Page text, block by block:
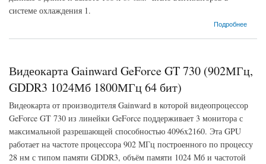
системе охлаждения 1.
Подробнее
о Видеокарта Gainward GeForce GT 730 (700МГц, GDDR3 2048Мб 128 бит)
Видеокарта Gainward GeForce GT 730 (902МГц,
GDDR3 1024Мб 1800МГц 64 бит)
Видеокарта от производителя Gainward в которой видеопроцессор
GeForce GT 730 из линейки GeForce поддерживает 3 монитора с
максимальной разрешающей способностью 4096x2160. Эта GPU
работает на частоте процессора 902 МГц построенного по процессу
28 нм с типом памяти GDDR3, объём памяти 1024 Мб и частотой